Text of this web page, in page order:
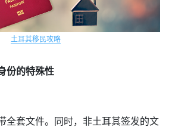
土耳其移民攻略
份的特殊性
全套文件。同时，非土耳其签发的文